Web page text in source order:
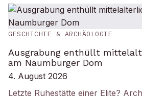
GESCHICHTE & ARCHÄOLOGIE
Ausgrabung enthüllt
am Naumburger Dom
4. August 2026
Letzte Ruhestätte einer Elite?